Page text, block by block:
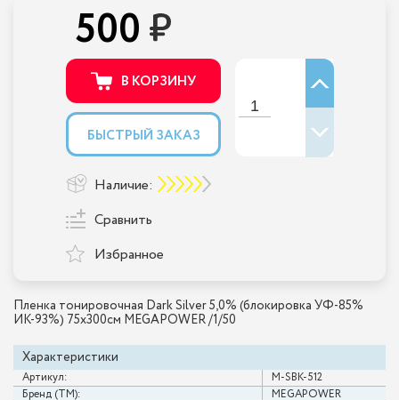
Пленка тонировочная Dark Silver 5,0% (блокировка УФ-85%
ИК-93%) 75х300см MEGAPOWER /1/50
Характеристики
Артикул:
M-SBK-512
Бренд (ТМ):
MEGAPOWER
500
В КОРЗИНУ
БЫСТРЫЙ ЗАКАЗ
Наличие:
Сравнить
Избранное